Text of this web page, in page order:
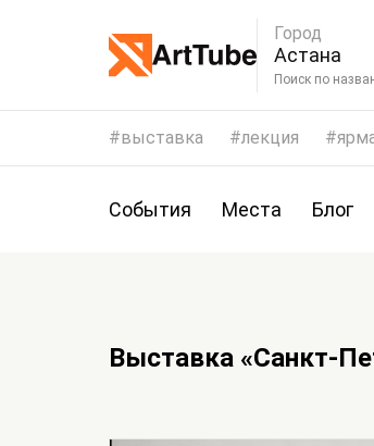
Город
Астана
Поиск по
выставка лекция
События Места Блог
Выставка «Санкт-